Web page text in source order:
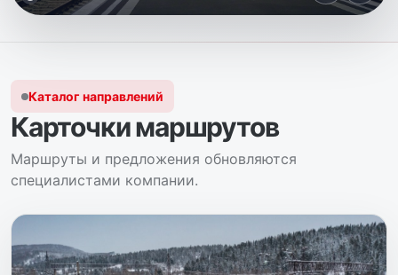
Каталог направлений
Карточки маршрутов
Маршруты и предложения обновляются
специалистами компании.